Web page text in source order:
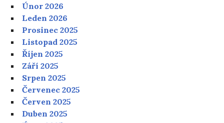
Únor 2026
Leden 2026
Prosinec 2025
Listopad 2025
Říjen 2025
Září 2025
Srpen 2025
Červenec 2025
Červen 2025
Duben 2025